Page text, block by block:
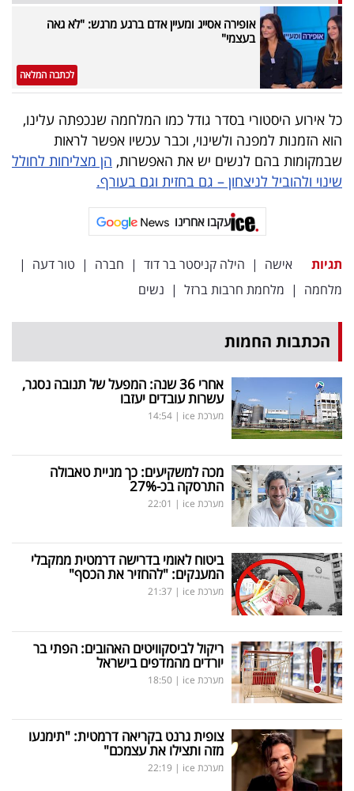
אופירה אסייג ומעיין אדם ברגע מרגש: "לא גאה
בעצמי"
לכתבה המלאה
כל אירוע היסטורי בסדר גודל כמו המלחמה שנכפתה עלינו,
הוא הזמנות למפנה ולשינוי, וכבר עכשיו אפשר לראות
שבמקומות בהם לנשים יש את האפשרות, הן מצליחות לחולל
שינוי ולהוביל לניצחון – גם בחזית וגם בעורף.
עקבו אחרינו
תגיות אישה | הילה קניסטר בר דוד | חברה | טור דעה |
מלחמה | מלחמת חרבות ברזל | נשים
הכתבות החמות
אחרי 36 שנה: המפעל של תנובה נסגר,
עשרות עובדים יעזבו
מערכת ice |
14:54
מכה למשקיעים: כך מניית טאבולה
התרסקה בכ-27%
מערכת ice |
22:01
ביטוח לאומי בדרישה דרמטית ממקבלי
המענקים: "להחזיר את הכסף"
מערכת ice |
21:37
ריקול לביסקוויטים האהובים: הפתי בר
יורדים מהמדפים בישראל
מערכת ice |
18:50
צופית גרנט בקריאה דרמטית: "תימנעו
מזה ותצילו את עצמכם"
מערכת ice |
22:19